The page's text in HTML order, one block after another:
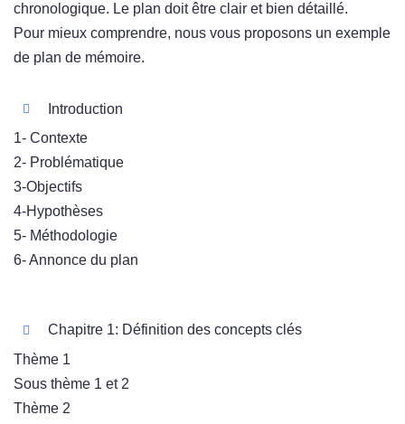
chronologique. Le plan doit être clair et bien détaillé.
Pour mieux comprendre, nous vous proposons un exemple
de plan de mémoire.
Introduction
1- Contexte
2- Problématique
3-Objectifs
4-Hypothèses
5- Méthodologie
6- Annonce du plan
Chapitre 1: Définition des concepts clés
Thème 1
Sous thème 1 et 2
Thème 2